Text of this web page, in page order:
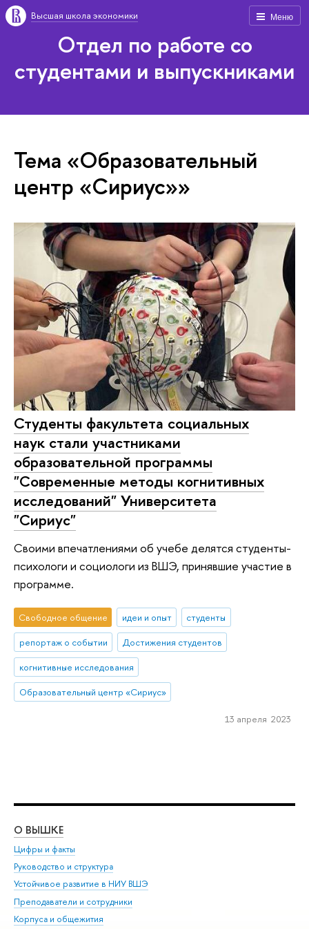
Меню
Высшая школа экономики
Отдел по работе со
студентами и выпускниками
Тема «Образовательный
центр «Сириус»»
Студенты факультета социальных
наук стали участниками
образовательной программы
"Современные методы когнитивных
исследований" Университета
"Сириус"
Своими впечатлениями об учебе делятся студенты-
психологи и социологи из ВШЭ, принявшие участие в
программе.
Свободное общение идеи и опыт
студенты
репортаж о событии
Достижения студентов
когнитивные исследования
Образовательный центр «Сириус»
13 апреля 2023
О ВЫШКЕ
Цифры и факты
Руководство и структура
Устойчивое развитие в НИУ ВШЭ
Преподаватели и сотрудники
Корпуса и общежития